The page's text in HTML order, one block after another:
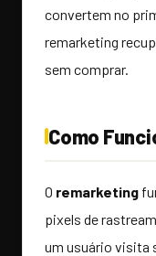
convertem no
remarketing
sem comprar.
Como
O remarketing
pixels de
um usuário visita